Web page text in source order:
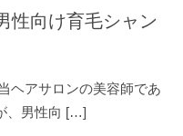
性向け育毛シャン
ヘアサロンの美容師であ
、男性向 […]